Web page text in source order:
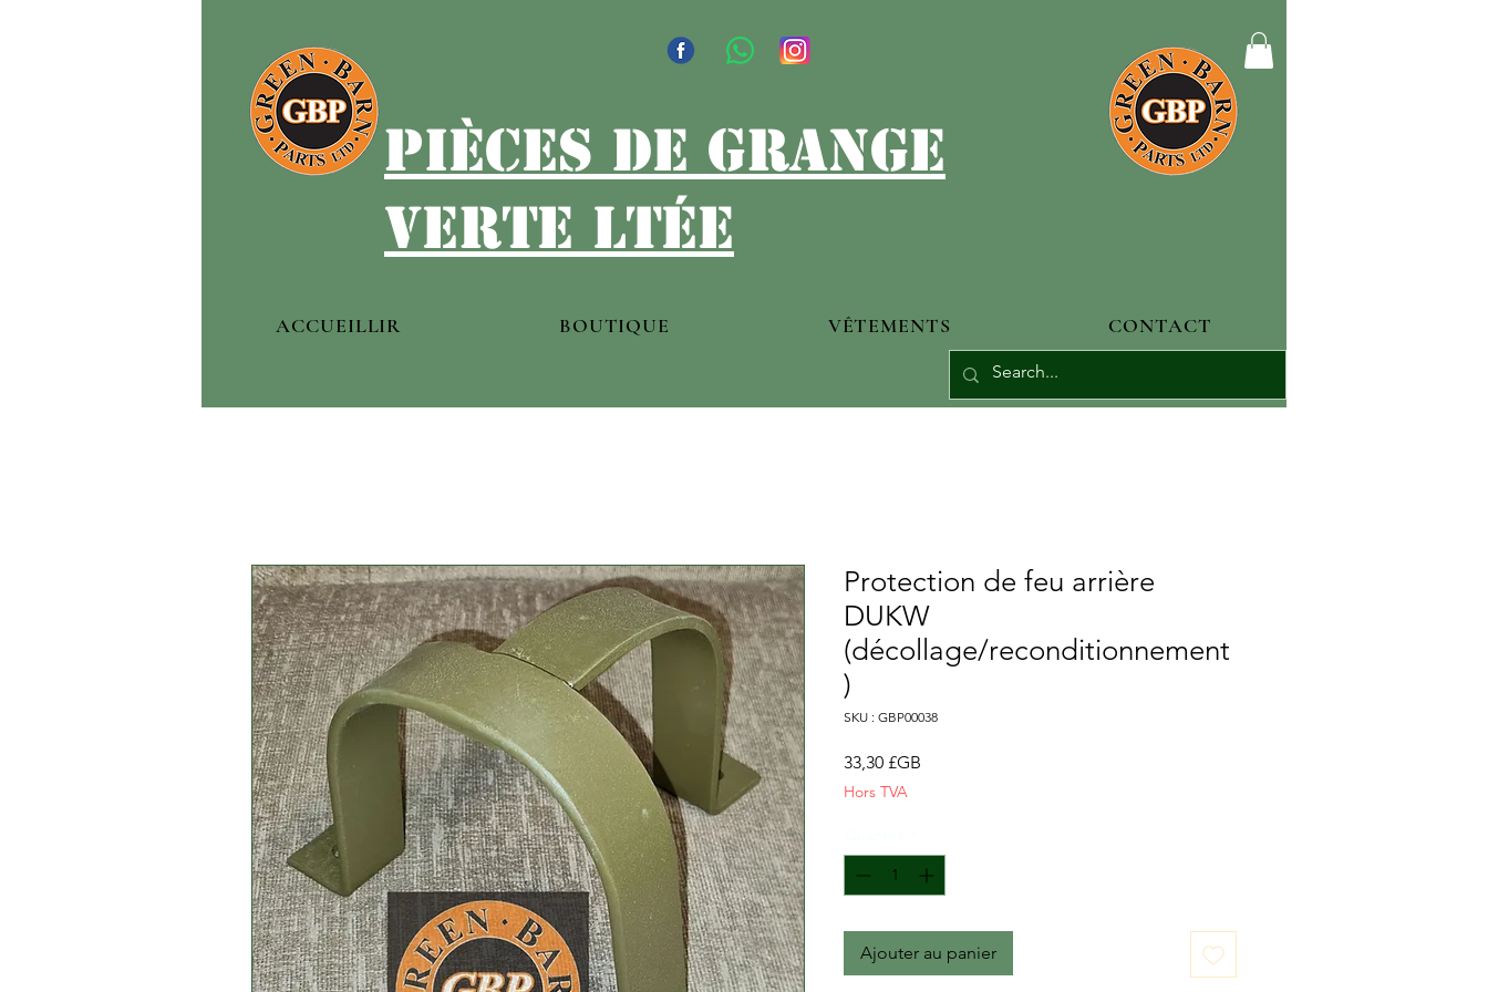
pièces de grange
verte ltée
ACCUEILLIR BOUTIQUE VÊTEMENTS CONTACT
Protection de feu arrière
DUKW
(décollage/reconditionnement
)
SKU : GBP00038
33,30 £GB
Hors TVA
Ajouter au panier